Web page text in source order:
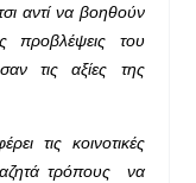
αντί να βοηθούν
προβλέψεις του
τις αξίες της
τις κοινοτικές
τρόπους να